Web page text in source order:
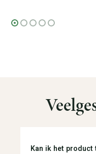
Kan ik het product